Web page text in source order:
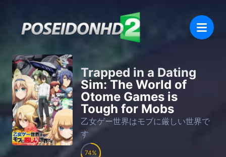
Trapped in a Dating
Sim: The World of
Otome Games is
Tough for Mobs
乙女ゲー世界はモブに厳しい世界で
す
74